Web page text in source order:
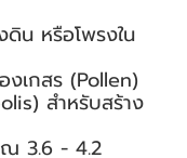
ดิน หรือโพรงใน
งเกสร (Pollen)
สำหรับสร้าง
ณ 3.6 - 4.2